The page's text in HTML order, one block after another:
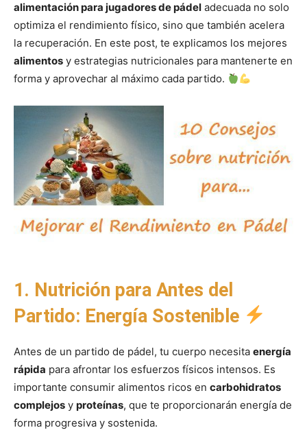
alimentación para jugadores de pádel adecuada no solo
optimiza el rendimiento físico, sino que también acelera
la recuperación. En este post, te explicamos los mejores
alimentos y estrategias nutricionales para mantenerte en
forma y aprovechar al máximo cada partido.
1. Nutrición para Antes del
Partido: Energía Sostenible
Antes de un partido de pádel, tu cuerpo necesita energía
rápida para afrontar los esfuerzos físicos intensos. Es
importante consumir alimentos ricos en carbohidratos
complejos y proteínas, que te proporcionarán energía de
forma progresiva y sostenida.